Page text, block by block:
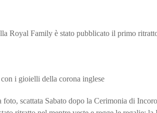
Royal Family è stato pubblicato il primo
scattata Sabato dopo la Cerimonia di